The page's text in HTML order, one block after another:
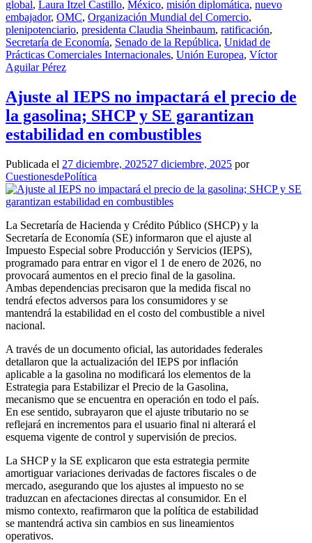
global, Laura Itzel Castillo, México, misión diplomática, nuevo
embajador, OMC, Organización Mundial del Comercio,
plenipotenciario, presidenta Claudia Sheinbaum, ratificación,
Secretaría de Economía, Senado de la República, Unidad de
Prácticas Comerciales Internacionales, Unión Europea, Víctor
Aguilar Pérez
Ajuste al IEPS no impactará el precio de
la gasolina; SHCP y SE garantizan
estabilidad en combustibles
Publicada el 27 diciembre, 202527 diciembre, 2025 por
CuestionesdePolítica
La Secretaría de Hacienda y Crédito Público (SHCP) y la
Secretaría de Economía (SE) informaron que el ajuste al
Impuesto Especial sobre Producción y Servicios (IEPS),
programado para entrar en vigor el 1 de enero de 2026, no
provocará aumentos en el precio final de la gasolina.
Ambas dependencias precisaron que la medida fiscal no
tendrá efectos adversos para los consumidores y se
mantendrá la estabilidad en el costo del combustible a nivel
nacional.
A través de un documento oficial, las autoridades federales
detallaron que la actualización del IEPS por inflación
aplicable a la gasolina no modificará los elementos de la
Estrategia para Estabilizar el Precio de la Gasolina,
mecanismo que se encuentra en operación en todo el país.
En ese sentido, subrayaron que el ajuste tributario no se
reflejará en incrementos para el usuario final ni alterará el
esquema vigente de control y supervisión de precios.
La SHCP y la SE explicaron que esta estrategia permite
amortiguar variaciones derivadas de factores fiscales o de
mercado, asegurando que los ajustes al impuesto no se
traduzcan en afectaciones directas al consumidor. En el
mismo contexto, reafirmaron que la política de estabilidad
se mantendrá activa sin cambios en sus lineamientos
operativos.